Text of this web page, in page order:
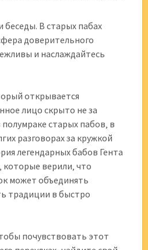
В старых пабах
доверительного
и наслаждайтесь
открывается
лицо скрыто не за
старых пабов‚ в
разговорах за кружкой
легендарных бабов Гента
верили‚ что
может объединять
традиции в быстро
почувствовать этот